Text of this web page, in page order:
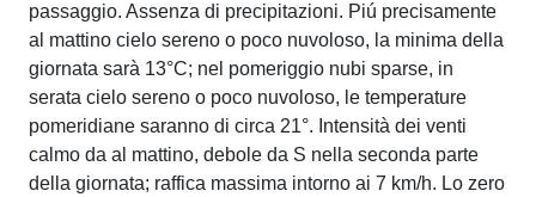
passaggio. Assenza di precipitazioni. Piú precisamente
al mattino cielo sereno o poco nuvoloso, la minima della
giornata sarà 13°C; nel pomeriggio nubi sparse, in
serata cielo sereno o poco nuvoloso, le temperature
pomeridiane saranno di circa 21°. Intensità dei venti
calmo da al mattino, debole da S nella seconda parte
della giornata; raffica massima intorno ai 7 km/h. Lo zero